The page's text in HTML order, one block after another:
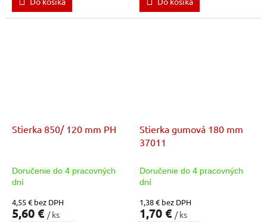
Stierka 850/ 120 mm PH
Doručenie do 4 pracovných
dní
4,55 € bez DPH
5,60 € / ks
Stierka gumová 180 mm
37011
Doručenie do 4 pracovných
dní
1,38 € bez DPH
1,70 € / ks